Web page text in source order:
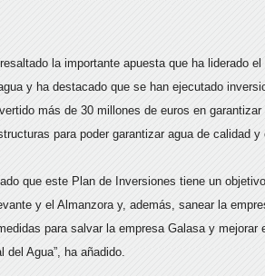
la importante apuesta que ha liderado
y ha destacado que se han ejecutado
más de 30 millones de euros en
para poder garantizar agua de calidad y
que este Plan de Inversiones tiene un
y el Almanzora y, además, sanear la
para salvar la empresa Galasa y
del Agua”, ha añadido.